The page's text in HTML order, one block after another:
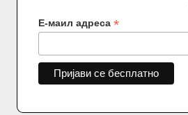
Е-маил адреса *